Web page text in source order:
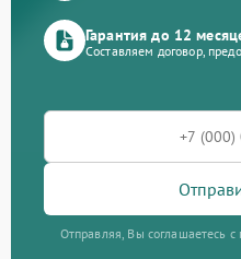
Гарантия до 12
Составляем договор,
Отправляя, Вы соглашаетесь